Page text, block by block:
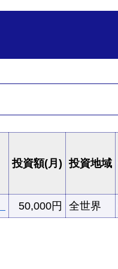
投資額(月) 投資地域
50,000円 全世界